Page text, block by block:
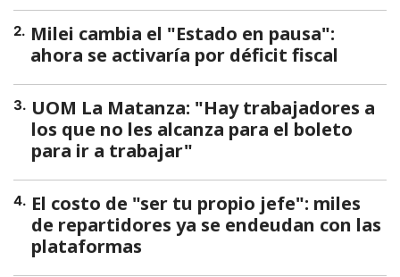
2. Milei cambia el "Estado en pausa":
ahora se activaría por déficit fiscal
3. UOM La Matanza: "Hay trabajadores a
los que no les alcanza para el boleto
para ir a trabajar"
4. El costo de "ser tu propio jefe": miles
de repartidores ya se endeudan con las
plataformas